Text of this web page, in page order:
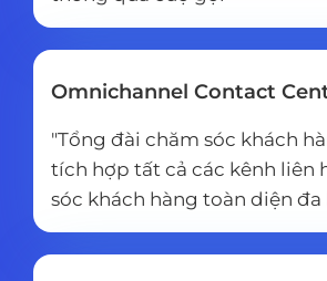
Omnichannel Contact
"Tổng đài chăm sóc khách
tích hợp tất cả các kênh liên
sóc khách hàng toàn diện đa